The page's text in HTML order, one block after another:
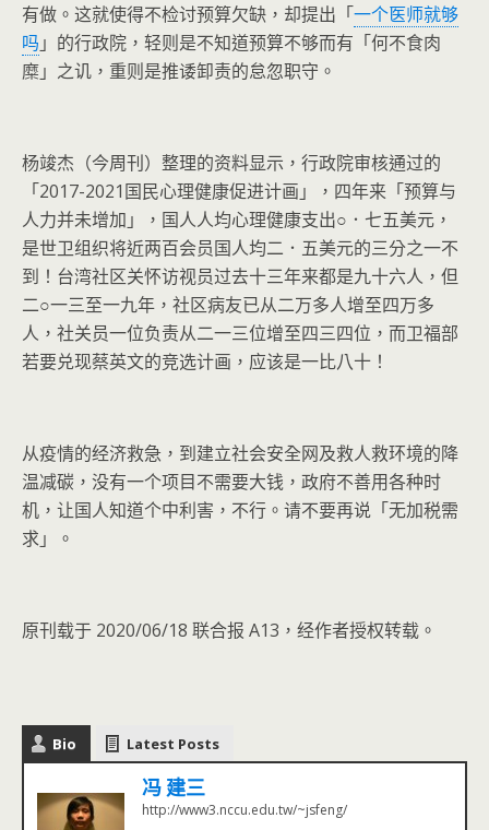
有做。这就使得不检讨预算欠缺，却提出「一个医师就够
吗 」的行政院，轻则是不知道预算不够而有「何不食肉
糜」之讥，重则是推诿卸责的怠忽职守。
杨竣杰（今周刊）整理的资料显示，行政院审核通过的
「2017-2021国民心理健康促进计画」，四年来「预算与
人力并未增加」，国人人均心理健康支出○．七五美元，
是世卫组织将近两百会员国人均二．五美元的三分之一不
到！台湾社区关怀访视员过去十三年来都是九十六人，但
二○一三至一九年，社区病友已从二万多人增至四万多
人，社关员一位负责从二一三位增至四三四位，而卫福部
若要兑现蔡英文的竞选计画，应该是一比八十！
从疫情的经济救急，到建立社会安全网及救人救环境的降
温减碳，没有一个项目不需要大钱，政府不善用各种时
机，让国人知道个中利害，不行。请不要再说「无加税需
求」。
原刊载于 2020/06/18 联合报 A13，经作者授权转载。
Bio Latest Posts
冯 建三
http://www3.nccu.edu.tw/~jsfeng/